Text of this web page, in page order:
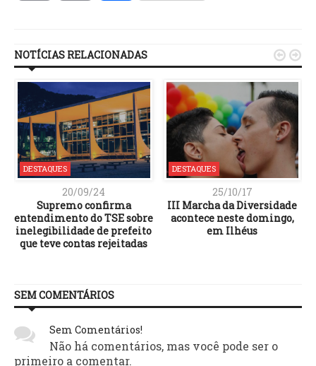
NOTÍCIAS RELACIONADAS
DESTAQUES
20/09/24
Supremo confirma
entendimento do TSE sobre
inelegibilidade de prefeito
que teve contas rejeitadas
DESTAQUES
25/10/17
III Marcha da Diversidade
acontece neste domingo,
em Ilhéus
 
SEM COMENTÁRIOS
Sem Comentários!
Não há comentários, mas você pode ser o
primeiro a comentar.